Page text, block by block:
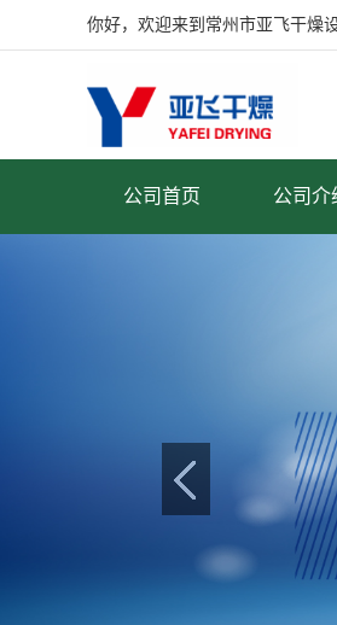
你好，欢迎来到常州市亚飞干燥
公司首页 公司介